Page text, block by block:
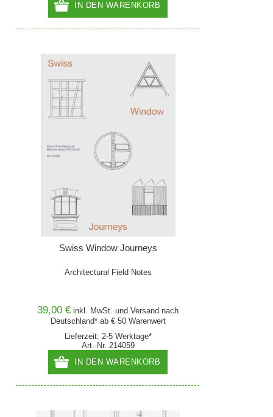
IN DEN WARENKORB
Swiss Window Journeys
Architectural Field Notes
39,00 € inkl. MwSt. undVersand nach
Deutschland* ab € 50 Warenwert
Lieferzeit: 2-5 Werktage*
Art.-Nr. 214059
IN DEN WARENKORB